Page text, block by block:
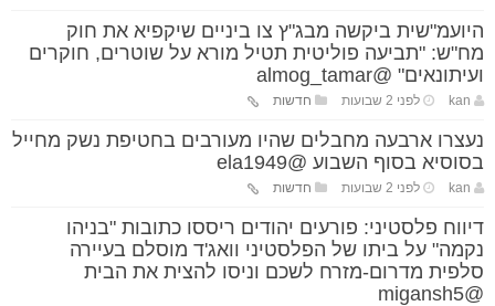
היועמ"שית ביקשה מבג"ץ צו ביניים שיקפיא את חוק
מח"ש: "תביעה פוליטית תטיל מורא על שוטרים, חוקרים
ועיתונאים" @almog_tamar
kan לפני 2 שבועות חדשות
נעצרו ארבעה מחבלים שהיו מעורבים בחטיפת נשק מחייל
בסוסיא בסוף השבוע @ela1949
kan לפני 2 שבועות חדשות
דיווח פלסטיני: פורעים יהודים ריססו כתובות "בניהו
נקמה" על ביתו של הפלסטיני וואג'ד מוסלם בעיירה
סלפית מדרום-מזרח לשכם וניסו להצית את הבית
@migansh5